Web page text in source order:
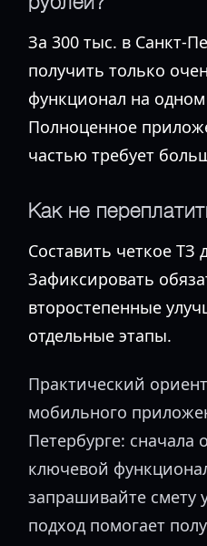
За 300 тыс. в Санкт-
получить только
функционал на
Полноценное
частью требует
Как не
Составить четкое ТЗ
Зафиксировать
второстепенные
отдельные этапы.
Практический
мобильного
Петербурге: сначала
ключевой
запрашивайте смету
подход помогает